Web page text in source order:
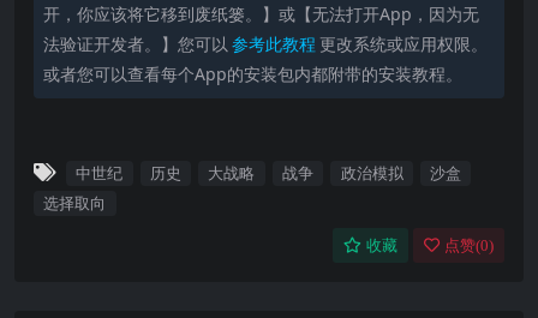
做一位恪守虔诚的国王，让宗教的权能为己所用；
或自创新的信仰，自此流芳千古，抑或遗恨万年。
为你的文化带来革新，修筑巍峨碉堡城塞，增加麾
人生的决议，每段际遇皆按能想象到的情况与角色
开，你应该将它移到废纸篓。】或【无法打开App，因为无
法验证开发者。】您可以 参考此教程 更改系统或应用权限。
或者您可以查看每个App的安装包内都附带的安装教程。
中世纪 历史 大战略 战争 政治模拟
沙盒
选择取向
收藏 点赞(0)